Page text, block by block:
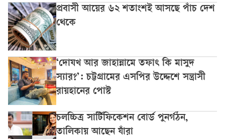
প্রবাসী আয়ের ৬২ শতাংশই আসছে পাঁচ দেশ
থেকে
‘দোযখ আর জাহান্নামে তফাৎ কি মাসুদ
স্যার?’: চট্টগ্রামের এসপির উদ্দেশে সন্ত্রাসী
রায়হানের পোস্ট
চলচ্চিত্র সার্টিফিকেশন বোর্ড পুনর্গঠন,
তালিকায় আছেন যাঁরা